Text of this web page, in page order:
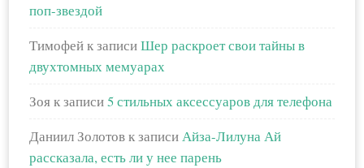
поп-звездой
Тимофейк записиШер раскроет свои тайны в
двухтомных мемуарах
Зояк записи5 стильных аксессуаров для телефона
Даниил Золотовк записиАйза-Лилуна Ай
рассказала, есть ли у нее парень